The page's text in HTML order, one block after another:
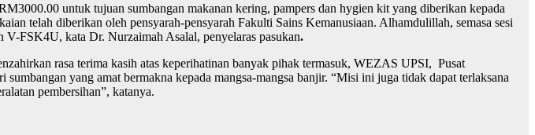
untuk tujuan sumbangan makanan kering, pampers dan hygien kit yang diberikan kepada
telah diberikan oleh pensyarah-pensyarah Fakulti Sains Kemanusiaan. Alhamdulillah, semasa sesi
V-FSK4U, kata Dr. Nurzaimah Asalal, penyelaras pasukan.
rasa terima kasih atas keperihatinan banyak pihak termasuk, WEZAS UPSI, Pusat
yang amat bermakna kepada mangsa-mangsa banjir. “Misi ini juga tidak dapat terlaksana
pembersihan”, katanya.